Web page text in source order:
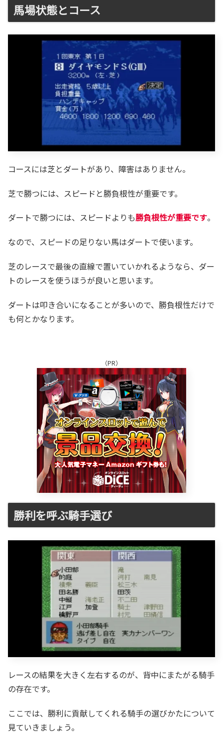
馬場状態とコース
コースには芝とダートがあり、障害はありません。
芝で勝つには、スピードと勝負根性が重要です。
ダートで勝つには、スピードよりも勝負根性が重要です。
なので、スピードの足りない馬はダートで使います。
芝のレースで最後の直線で置いていかれるようなら、ダー
トのレースを使うほうが良いと思います。
ダートは叩き合いになることが多いので、勝負根性だけで
も何とかなります。
（PR）
勝利を呼ぶ騎手選び
レースの結果を大きく左右するのが、背中にまたがる騎手
の存在です。
ここでは、勝利に貢献してくれる騎手の選びかたについて
見ていきましょう。